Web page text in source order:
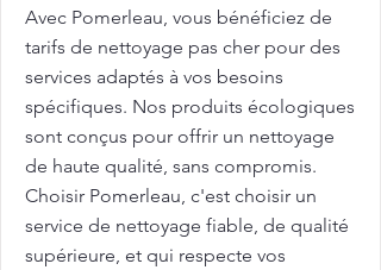
Avec Pomerleau, vous bénéficiez de
tarifs de nettoyage pas cher pour des
services adaptés à vos besoins
spécifiques. Nos produits écologiques
sont conçus pour offrir un nettoyage
de haute qualité, sans compromis.
Choisir Pomerleau, c'est choisir un
service de nettoyage fiable, de qualité
supérieure, et qui respecte vos